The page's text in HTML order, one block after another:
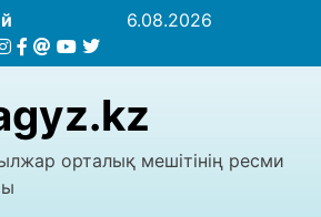
6.08.2026
орталық мешітінің ресми